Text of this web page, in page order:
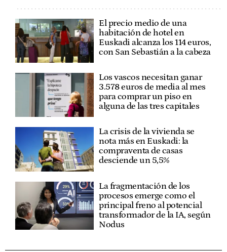
El precio medio de una
habitación de hotel en
Euskadi alcanza los 114 euros,
con San Sebastián a la cabeza
Los vascos necesitan ganar
3.578 euros de media al mes
para comprar un piso en
alguna de las tres capitales
La crisis de la vivienda se
nota más en Euskadi: la
compraventa de casas
desciende un 5,5%
La fragmentación de los
procesos emerge como el
principal freno al potencial
transformador de la IA, según
Nodus